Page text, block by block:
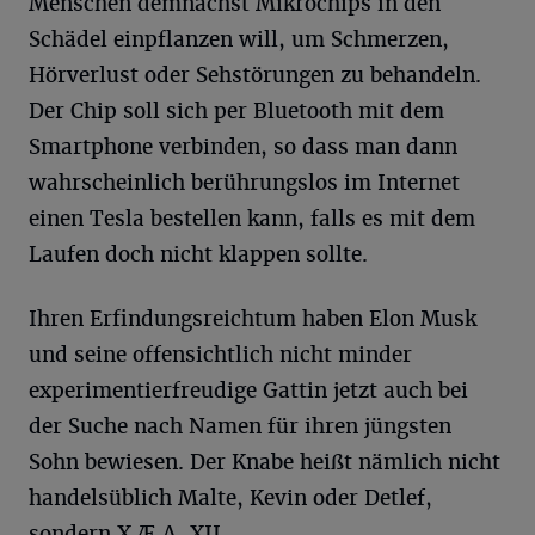
Schädel einpflanzen will, um Schmerzen,
Hörverlust oder Sehstörungen zu behandeln.
Der Chip soll sich per Bluetooth mit dem
Smartphone verbinden, so dass man dann
wahrscheinlich berührungslos im Internet
einen Tesla bestellen kann, falls es mit dem
Laufen doch nicht klappen sollte.
Ihren Erfindungsreichtum haben Elon Musk
und seine offensichtlich nicht minder
experimentierfreudige Gattin jetzt auch bei
der Suche nach Namen für ihren jüngsten
Sohn bewiesen. Der Knabe heißt nämlich nicht
handelsüblich Malte, Kevin oder Detlef,